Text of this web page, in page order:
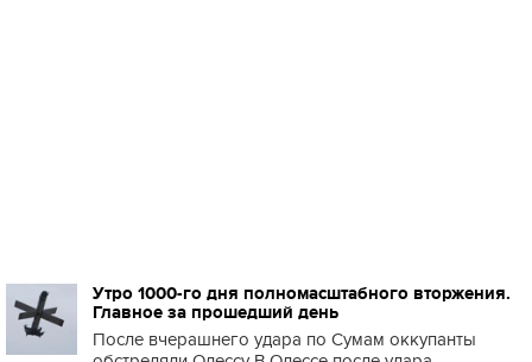
Утро 1000-го дня полномасштабного вторжения.
Главное за прошедший день
После вчерашнего удара по Сумам оккупанты